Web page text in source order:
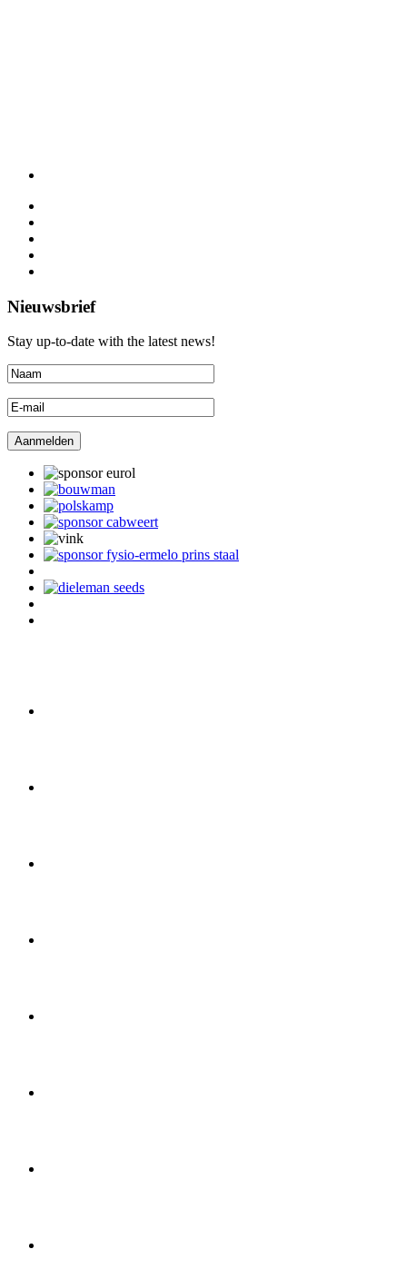
Nieuwsbrief
Stay up-to-date with the latest news!